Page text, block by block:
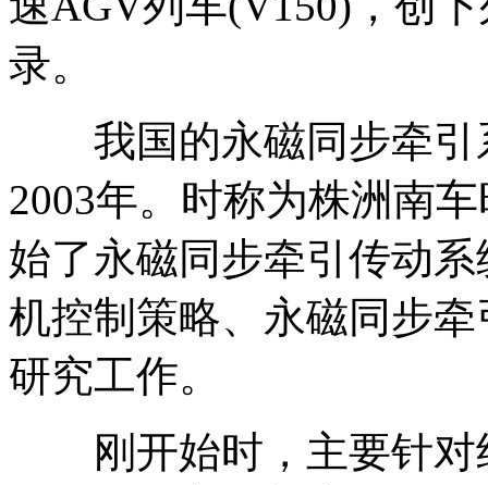
录。
我国的永磁同步牵引
2003年。时称为株洲南
始了永磁同步牵引传动
机控制策略、永磁同步
研究工作。
刚开始时，主要针对